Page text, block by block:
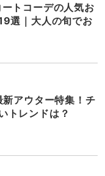
トコーデの人気お
選｜大人の旬でお
新アウター特集！チ
トレンドは？